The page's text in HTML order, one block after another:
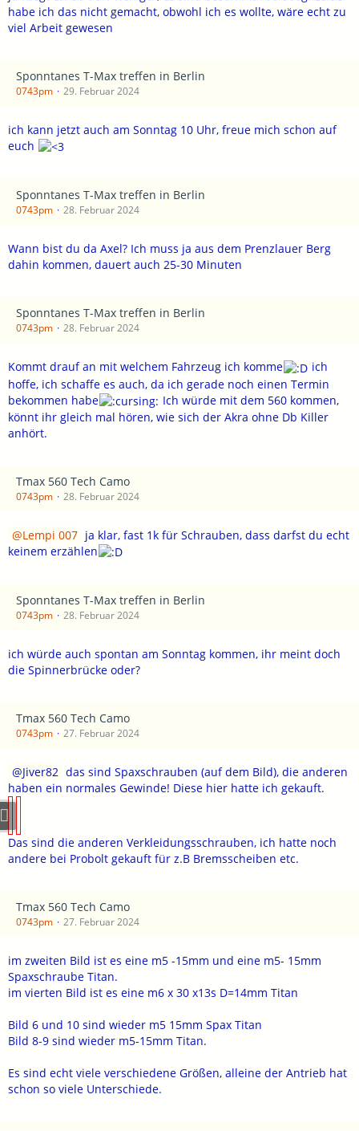
habe ich das nicht gemacht, obwohl ich es wollte, wäre echt zu
viel Arbeit gewesen
Sponntanes T-Max treffen in Berlin
0743pm 29. Februar 2024
ich kann jetzt auch am Sonntag 10 Uhr, freue mich schon auf
euch
Sponntanes T-Max treffen in Berlin
0743pm 28. Februar 2024
Wann bist du da Axel? Ich muss ja aus dem Prenzlauer Berg
dahin kommen, dauert auch 25-30 Minuten
Sponntanes T-Max treffen in Berlin
0743pm 28. Februar 2024
Kommt drauf an mit welchem Fahrzeug ich komme
ich
hoffe, ich schaffe es auch, da ich gerade noch einen Termin
bekommen habe
Ich würde mit dem 560 kommen,
könnt ihr gleich mal hören, wie sich der Akra ohne Db Killer
anhört.
Tmax 560 Tech Camo
0743pm 28. Februar 2024
Lempi 007 ja klar, fast 1k für Schrauben, dass darfst du echt
keinem erzählen
Sponntanes T-Max treffen in Berlin
0743pm 28. Februar 2024
ich würde auch spontan am Sonntag kommen, ihr meint doch
die Spinnerbrücke oder?
Tmax 560 Tech Camo
0743pm 27. Februar 2024
Jiver82 das sind Spaxschrauben (auf dem Bild), die anderen
haben ein normales Gewinde! Diese hier hatte ich gekauft.
Das sind die anderen Verkleidungsschrauben, ich hatte noch
andere bei Probolt gekauft für z.B Bremsscheiben etc.
Tmax 560 Tech Camo
0743pm 27. Februar 2024
im zweiten Bild ist es eine m5 -15mm und eine m5- 15mm
Spaxschraube Titan.
im vierten Bild ist es eine m6 x 30 x13s D=14mm Titan
Bild 6 und 10 sind wieder m5 15mm Spax Titan
Bild 8-9 sind wieder m5-15mm Titan.
Es sind echt viele verschiedene Größen, alleine der Antrieb hat
schon so viele Unterschiede.